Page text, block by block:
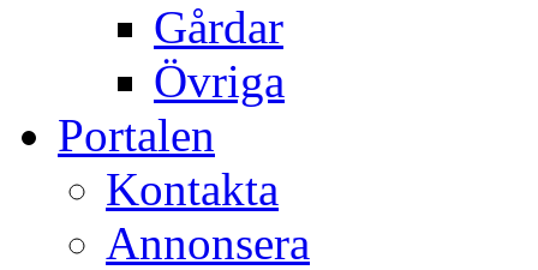
Gårdar
Övriga
Portalen
Kontakta
Annonsera